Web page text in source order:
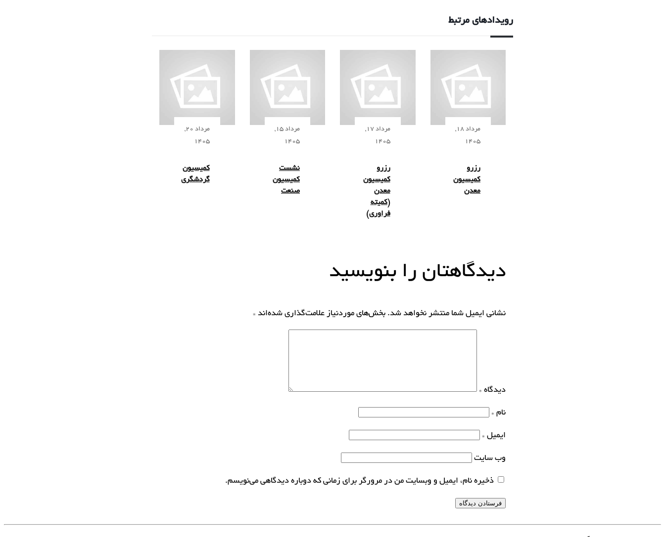
رویدادهای مرتبط
مرداد 18,
1405
رزرو
کمیسیون
معدن
مرداد 17,
1405
رزرو
کمیسیون
معدن
(کمیته
فراوری)
مرداد 15,
1405
نشست
کمیسیون
صنعت
مرداد 20,
1405
کمیسیون
گردشگری
دیدگاهتان را بنویسید
نشانی ایمیل شما منتشر نخواهد شد. بخش‌های موردنیاز علامت‌گذاری شده‌اند *
دیدگاه *
نام *
ایمیل *
وب‌ سایت
ذخیره نام، ایمیل و وبسایت من در مرورگر برای زمانی که دوباره دیدگاهی می‌نویسم.